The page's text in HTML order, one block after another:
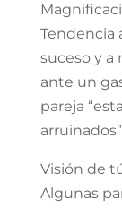
Tendencia
suceso y a
ante un
pareja
Visión de
Algunas